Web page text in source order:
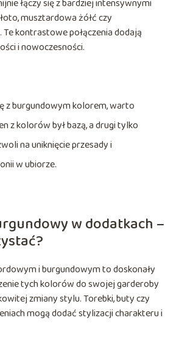
łączy się z bardziej intensywnymi
musztardowa żółć czy
kontrastowe połączenia dodają
i nowoczesności.
z burgundowym kolorem, warto
z kolorów był bazą, a drugi tylko
na uniknięcie przesady i
w ubiorze.
w dodatkach –
i burgundowym to doskonały
tych kolorów do swojej garderoby
zmiany stylu. Torebki, buty czy
mogą dodać stylizacji charakteru i